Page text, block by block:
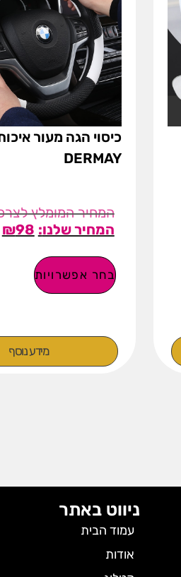
כיסוי הגה מעור
DERMAY
₪98
בחר אפשרויות
מידע נוסף
ניווט באתר
עמוד הבית
אודות